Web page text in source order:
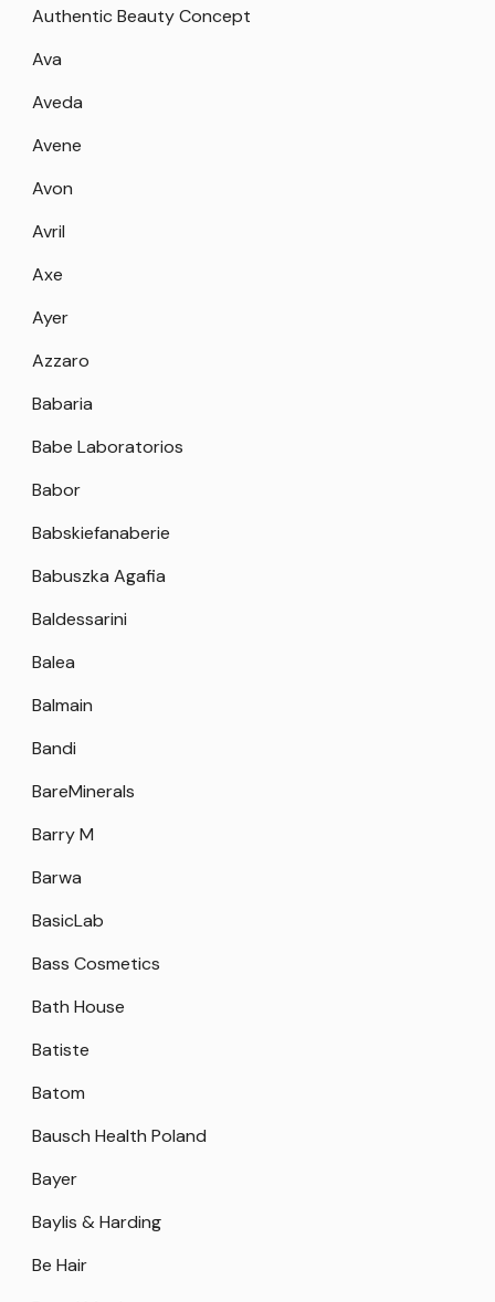
Authentic Beauty Concept
Ava
Aveda
Avene
Avon
Avril
Axe
Ayer
Azzaro
Babaria
Babe Laboratorios
Babor
Babskiefanaberie
Babuszka Agafia
Baldessarini
Balea
Balmain
Bandi
BareMinerals
Barry M
Barwa
BasicLab
Bass Cosmetics
Bath House
Batiste
Batom
Bausch Health Poland
Bayer
Baylis & Harding
Be Hair